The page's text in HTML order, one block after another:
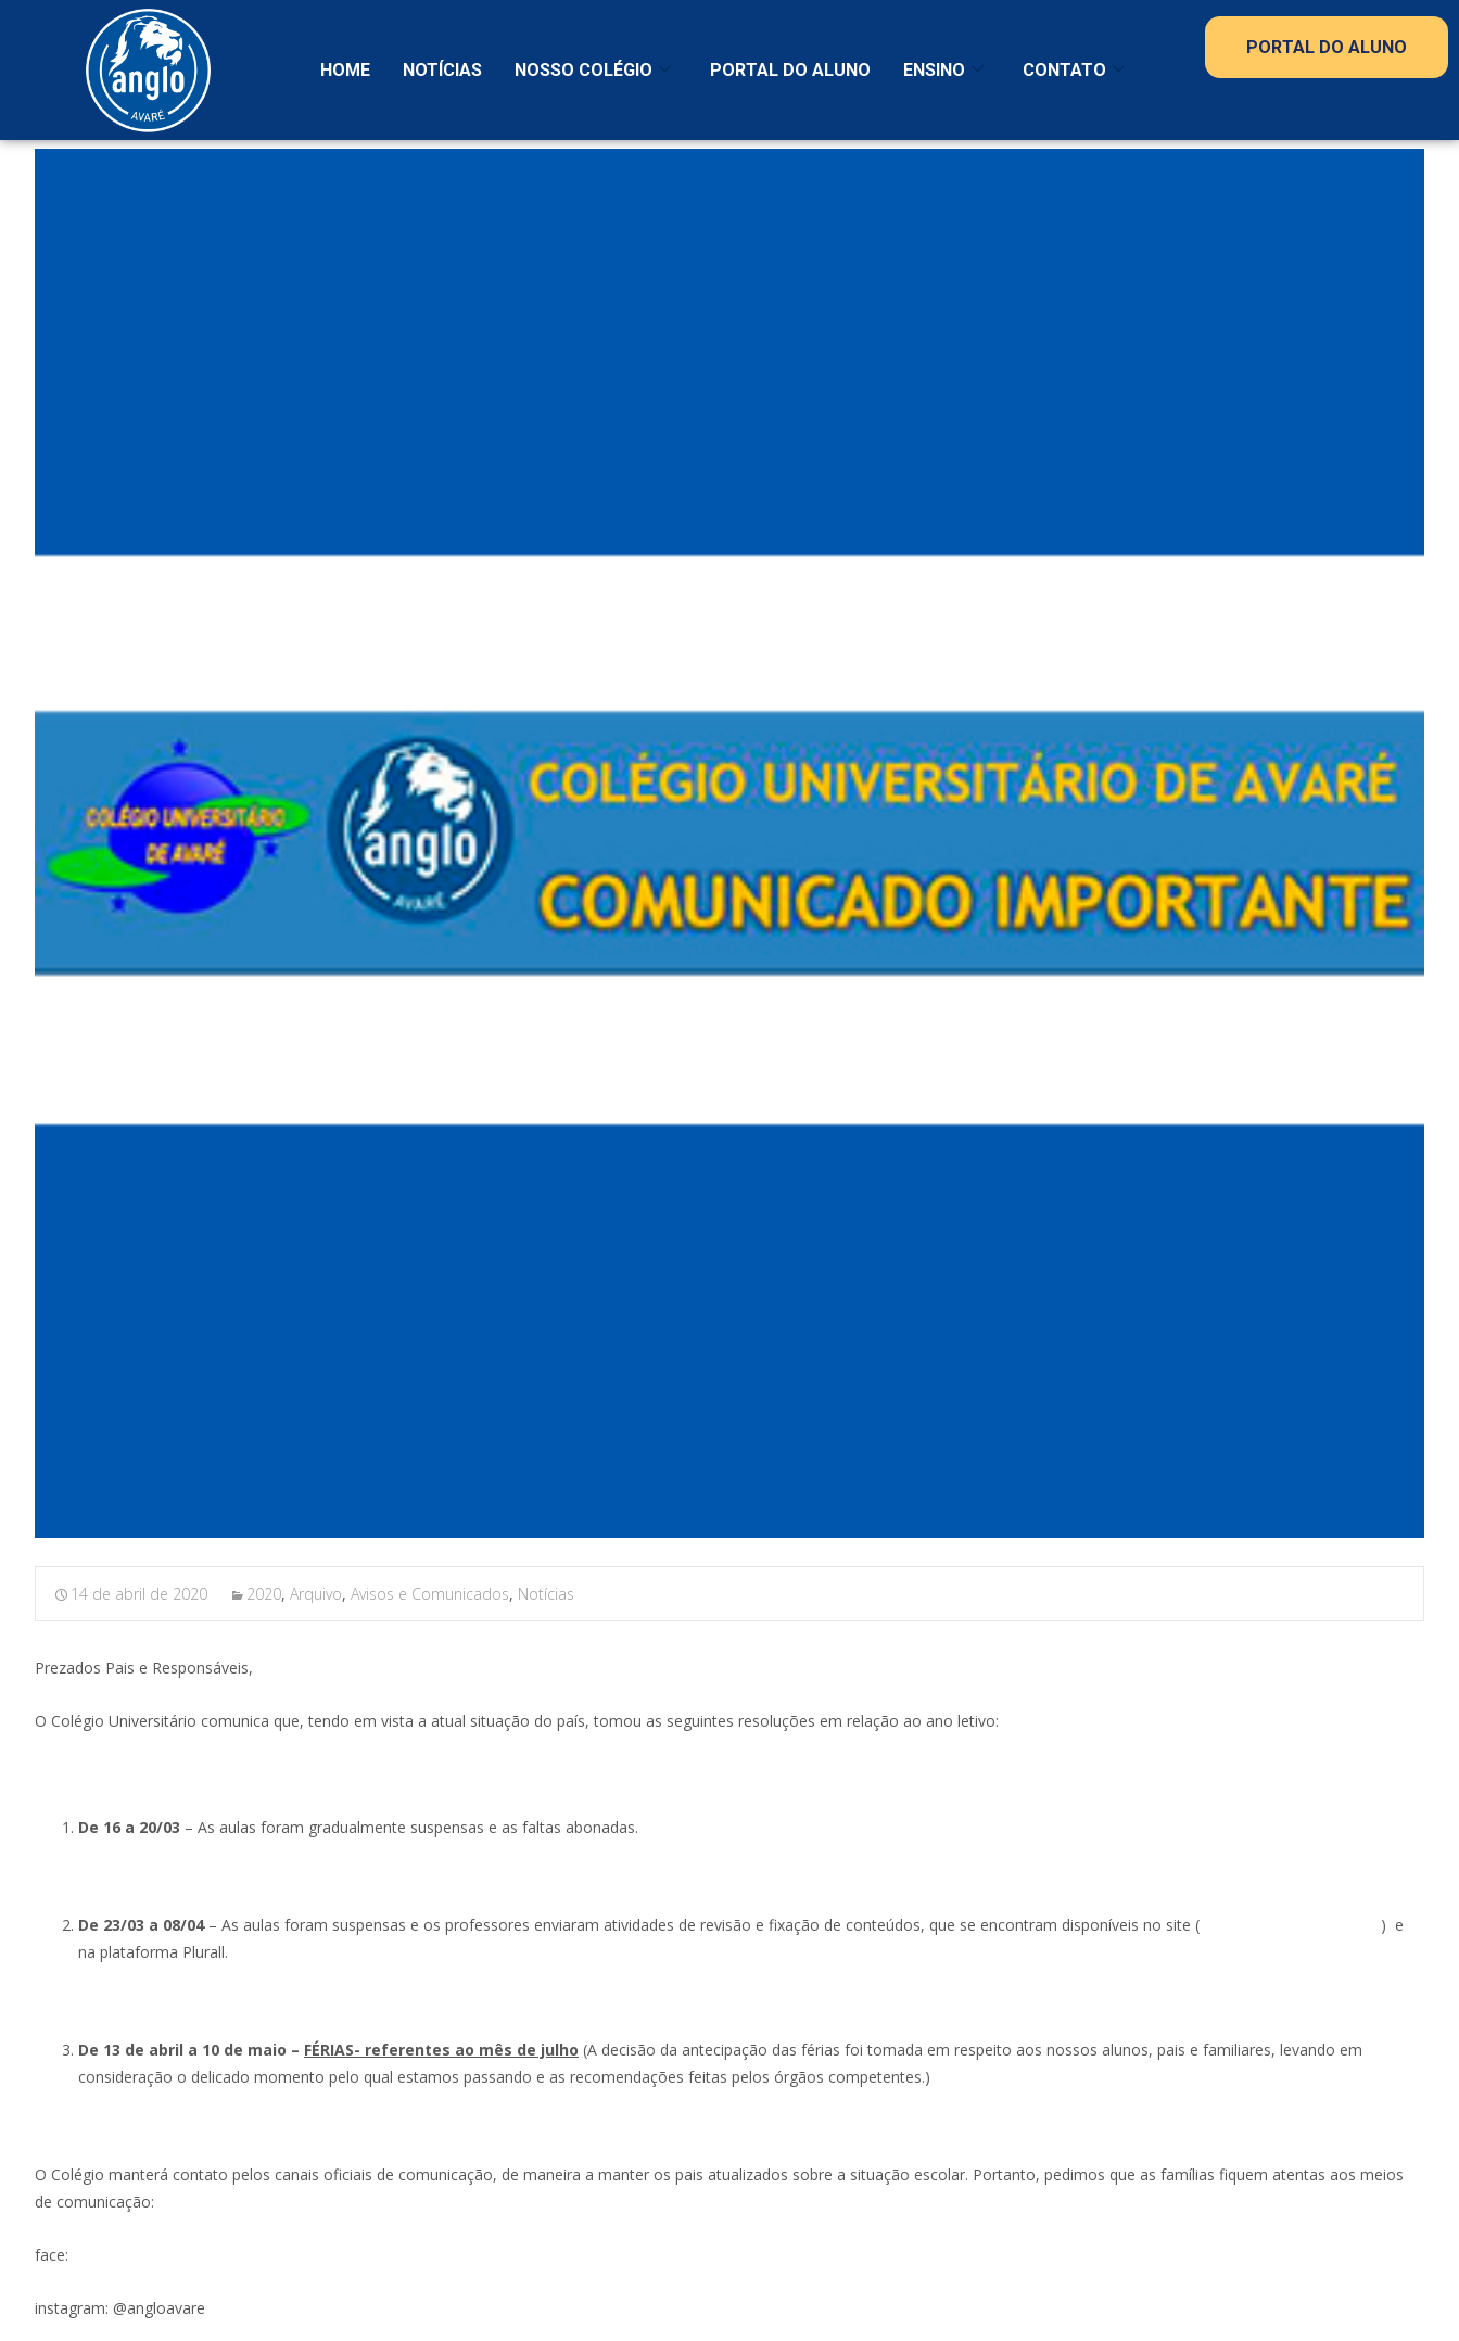
HOME NOTÍCIAS NOSSO COLÉGIO PORTAL DO ALUNO ENSINO CONTATO
PORTAL DO ALUNO
14 de abril de 2020 2020, Arquivo, Avisos e Comunicados, Notícias
Prezados Pais e Responsáveis,
O Colégio Universitário comunica que, tendo em vista a atual situação do país, tomou as seguintes resoluções em relação ao ano letivo:
De 16 a 20/03 – As aulas foram gradualmente suspensas e as faltas abonadas.
De 23/03 a 08/04– As aulas foram suspensas e os professores enviaram atividades de revisão e fixação de conteúdos, que se encontram disponíveis no site (
) e
na plataforma Plurall.
De 13 de abril a 10 de maio – FÉRIAS- referentes ao mês de julho (A decisão da antecipação das férias foi tomada em respeito aos nossos alunos, pais e familiares, levando em
consideração o delicado momento pelo qual estamos passando e as recomendações feitas pelos órgãos competentes.)
O Colégio manterá contato pelos canais oficiais de comunicação, de maneira a manter os pais atualizados sobre a situação escolar. Portanto, pedimos que as famílias fiquem atentas aos meios
de comunicação:
face:
instagram: @angloavare